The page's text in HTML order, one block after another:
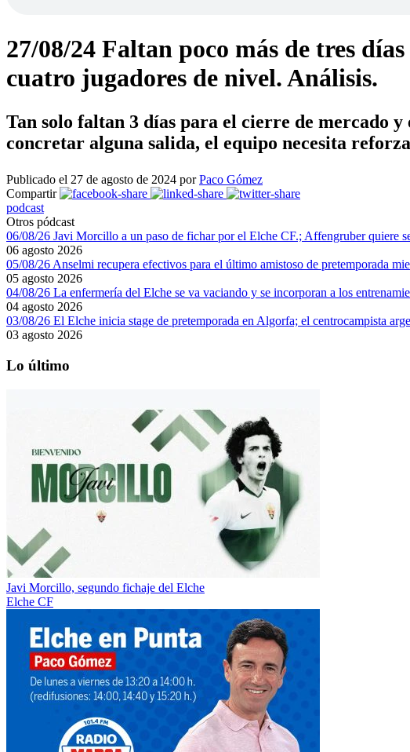
27/08/24 Faltan poco más de tres
cuatro jugadores de nivel. Análisis.
Tan solo faltan 3 días para el cierre de mercado
concretar alguna salida, el equipo necesita
Publicado el 27 de agosto de 2024 porPaco Gómez
Compartir
podcast
Otros pódcast
06/08/26 Javi Morcillo a un paso de fichar por el Elche CF.; Affengruber quiere
06 agosto 2026
05/08/26 Anselmi recupera efectivos para el último amistoso de pretemporada
05 agosto 2026
04/08/26 La enfermería del Elche se va vaciando y se incorporan a los
04 agosto 2026
03/08/26 El Elche inicia stage de pretemporada en Algorfa; el centrocampista
03 agosto 2026
Lo último
Javi Morcillo, segundo fichaje del Elche
Elche CF